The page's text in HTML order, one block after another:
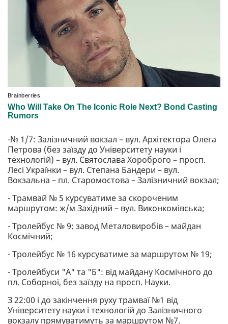
-№ 1/7: Залізничний вокзал – вул. Архітектора Олега
Петрова (без заїзду до Університету науки і
технологій) – вул. Святослава Хороброго – просп.
Лесі Українки – вул. Степана Бандери – вул.
Вокзальна – пл. Старомостова – Залізничний вокзал;
- Трамвай № 5 курсуватиме за скороченим
маршрутом: ж/м Західний – вул. Виконкомівська;
- Тролейбус № 9: завод Металовиробів – майдан
Космічний;
- Тролейбус № 16 курсуватиме за маршрутом № 19;
- Тролейбуси "А" та "Б": від майдану Космічного до
пл. Соборної, без заїзду на просп. Науки.
З 22:00 і до закінчення руху трамваї №1 від
Університету науки і технологій до Залізничного
вокзалу прямуватимуть за маршрутом №7.